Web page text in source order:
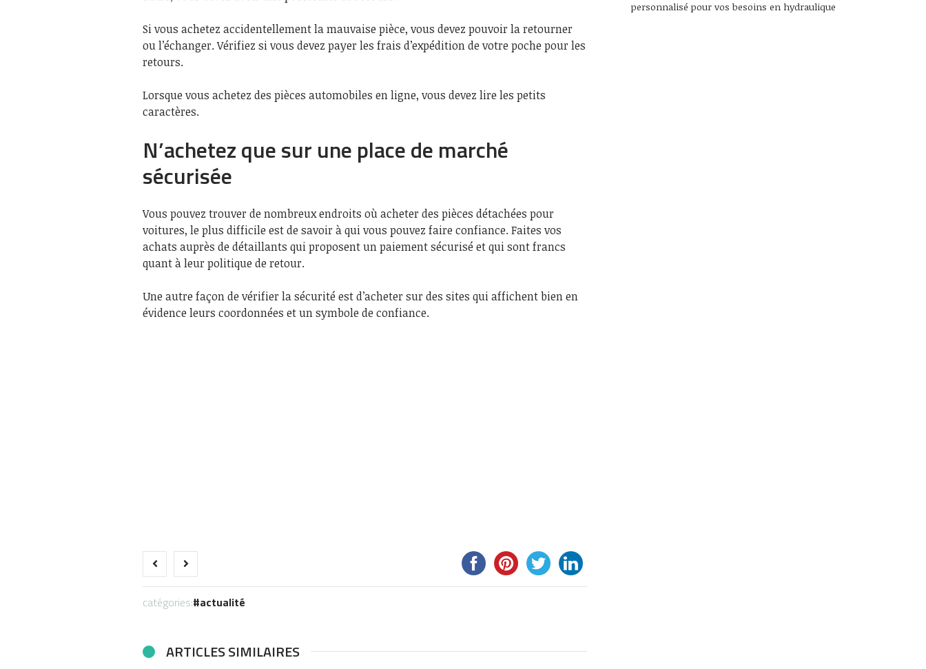
Si vous achetez accidentellement la mauvaise pièce, vous devez pouvoir la retourner
ou l’échanger. Vérifiez si vous devez payer les frais d’expédition de votre poche pour les
retours.
Lorsque vous achetez des pièces automobiles en ligne, vous devez lire les petits
caractères.
N’achetez que sur une place de marché
sécurisée
Vous pouvez trouver de nombreux endroits où acheter des pièces détachées pour
voitures, le plus difficile est de savoir à qui vous pouvez faire confiance. Faites vos
achats auprès de détaillants qui proposent un paiement sécurisé et qui sont francs
quant à leur politique de retour.
Une autre façon de vérifier la sécurité est d’acheter sur des sites qui affichent bien en
évidence leurs coordonnées et un symbole de confiance.
catégories: actualité
ARTICLES SIMILAIRES
personnalisé pour vos besoins en hydraulique